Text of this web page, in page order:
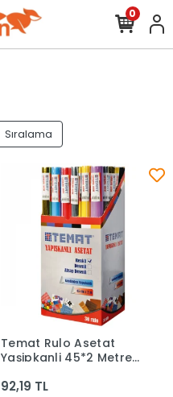
0
Sıralama
Sepete Ekle
Temat Rulo Asetat
Yaşipkanli 45*2 Metre
92,19 TL